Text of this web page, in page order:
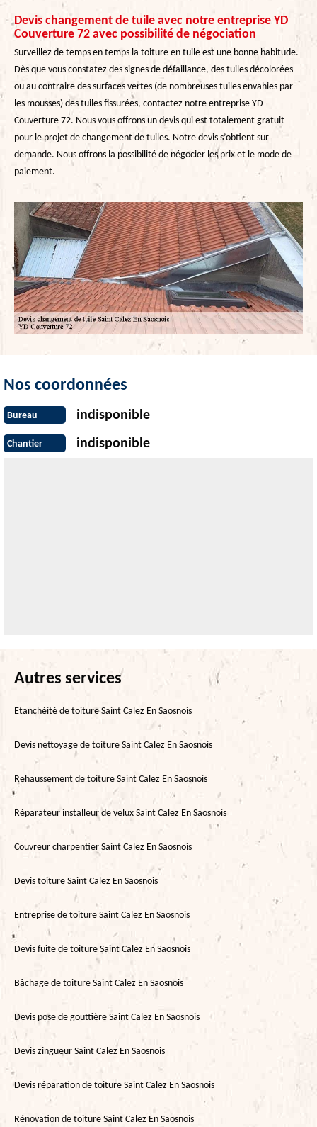
Devis changement de tuile avec notre entreprise YD
Couverture 72 avec possibilité de négociation
Surveillez de temps en temps la toiture en tuile est une bonne habitude.
Dès que vous constatez des signes de défaillance, des tuiles décolorées
ou au contraire des surfaces vertes (de nombreuses tuiles envahies par
les mousses) des tuiles fissurées, contactez notre entreprise YD
Couverture 72. Nous vous offrons un devis qui est totalement gratuit
pour le projet de changement de tuiles. Notre devis s’obtient sur
demande. Nous offrons la possibilité de négocier les prix et le mode de
paiement.
Nos coordonnées
Bureau indisponible
Chantier indisponible
Autres services
Etanchéité de toiture Saint Calez En Saosnois
Devis nettoyage de toiture Saint Calez En Saosnois
Rehaussement de toiture Saint Calez En Saosnois
Réparateur installeur de velux Saint Calez En Saosnois
Couvreur charpentier Saint Calez En Saosnois
Devis toiture Saint Calez En Saosnois
Entreprise de toiture Saint Calez En Saosnois
Devis fuite de toiture Saint Calez En Saosnois
Bâchage de toiture Saint Calez En Saosnois
Devis pose de gouttière Saint Calez En Saosnois
Devis zingueur Saint Calez En Saosnois
Devis réparation de toiture Saint Calez En Saosnois
Rénovation de toiture Saint Calez En Saosnois